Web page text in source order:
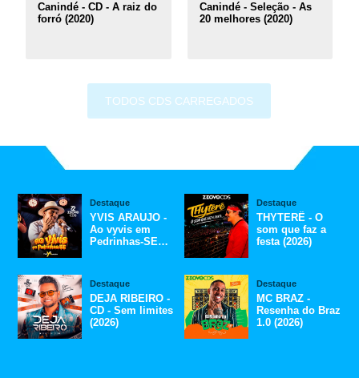
Canindé - CD - A raiz do
forró (2020)
Canindé - Seleção - As
20 melhores (2020)
TODOS CDS CARREGADOS
Destaque
YVIS ARAUJO -
Ao vyvis em
Pedrinhas-SE
Destaque
THYTERÊ - O
som que faz a
festa (2026)
Destaque
DEJA RIBEIRO -
CD - Sem limites
(2026)
Destaque
MC BRAZ -
Resenha do Braz
1.0 (2026)